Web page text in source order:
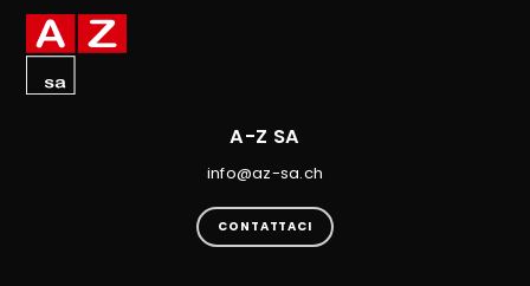
A-Z SA
info@az-sa.ch
CONTATTACI